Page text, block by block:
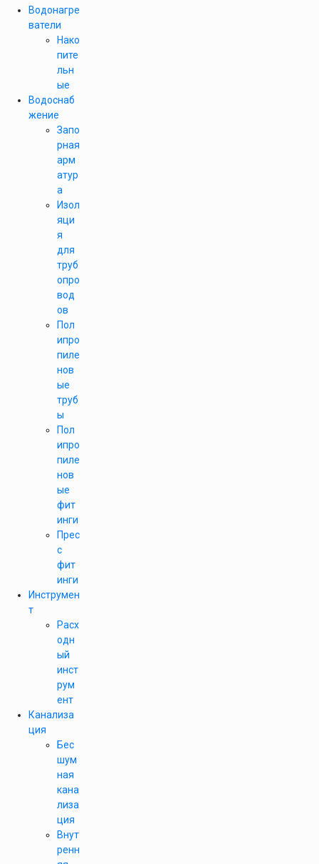
Водонагре
ватели
Нако
пите
льн
ые
Водоснаб
жение
Запо
рная
арм
атур
а
Изол
яци
я
для
труб
опро
вод
ов
Пол
ипро
пиле
нов
ые
труб
ы
Пол
ипро
пиле
нов
ые
фит
инги
Прес
с
фит
инги
Инструмен
т
Расх
одн
ый
инст
рум
ент
Канализа
ция
Бес
шум
ная
кана
лиза
ция
Внут
ренн